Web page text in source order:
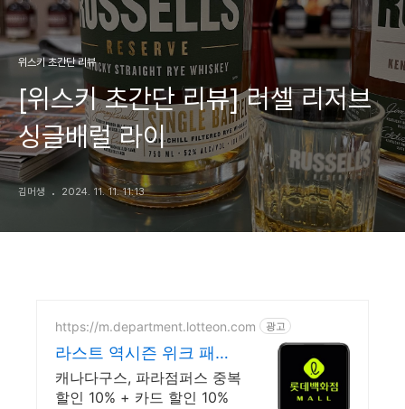
위스키 초간단 리뷰
[위스키 초간단 리뷰] 러셀 리저브
싱글배럴 라이
김머생 2024. 11. 11. 11:13
https://m.department.lotteon.com 광고
라스트 역시즌 위크 패딩
최대 74% 할인
캐나다구스, 파라점퍼스 중복
할인 10% + 카드 할인 10%